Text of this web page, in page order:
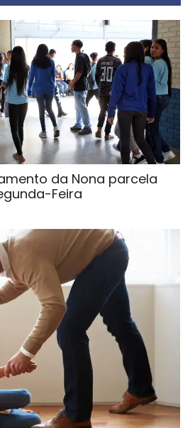
da Nona parcela
Feira